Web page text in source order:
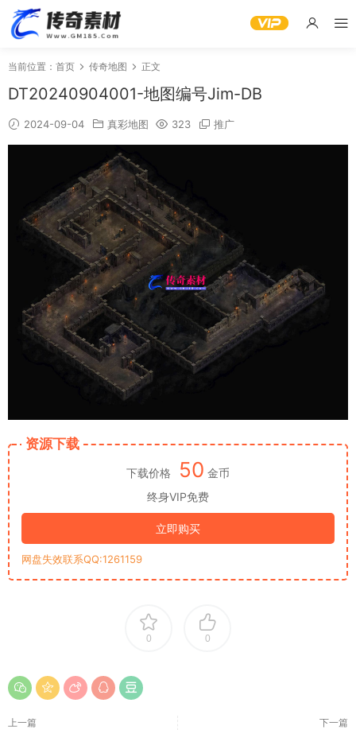
当前位置： 首页 传奇地图 正文
DT20240904001-地图编号Jim-DB
2024-09-04 真彩地图 323 推广
资源下载
下载价格 50 金币
终身VIP免费
立即购买
网盘失效联系QQ:1261159
0 0
上一篇 下一篇